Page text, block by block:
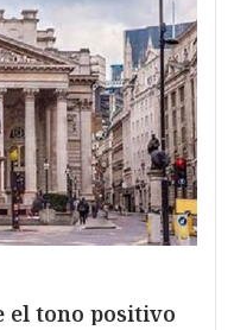
el tono positivo